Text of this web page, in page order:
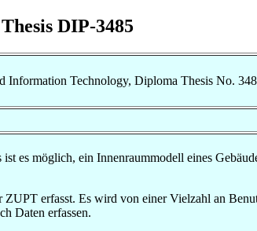
DIP-3485
Information Technology, Diploma Thesis No.
es möglich, ein Innenraummodell eines
erfasst. Es wird von einer Vielzahl an
Daten erfassen.